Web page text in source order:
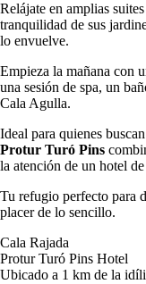
Relájate en amplias
tranquilidad de sus
lo envuelve.
Empieza la mañana con
una sesión de spa, un
Cala Agulla.
Ideal para quienes
Protur Turó Pins
la atención de un hotel
Tu refugio perfecto para
placer de lo sencillo.
Cala Rajada
Protur Turó Pins Hotel
Ubicado a 1 km de la